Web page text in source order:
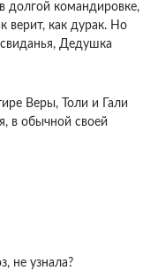
долгой командировке,
верит, как дурак. Но
Дедушка
Веры, Толи и Гали
в обычной своей
не узнала?